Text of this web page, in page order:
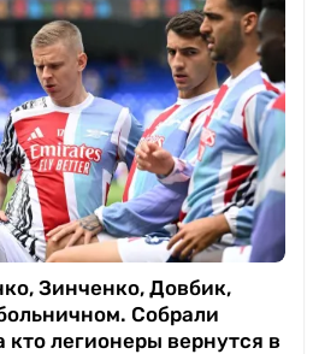
Зинченко, Довбик,
Собрали
легионеры вернутся в